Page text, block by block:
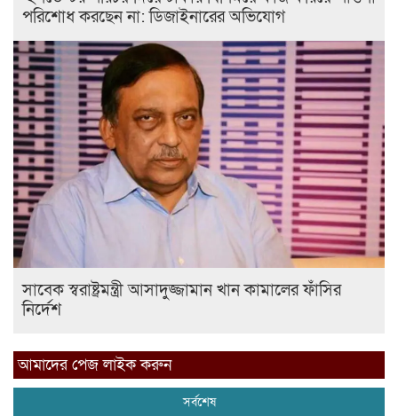
পরিশোধ করছেন না: ডিজাইনারের অভিযোগ
সাবেক স্বরাষ্ট্রমন্ত্রী আসাদুজ্জামান খান কামালের ফাঁসির
নির্দেশ
আমাদের পেজ লাইক করুন
সর্বশেষ